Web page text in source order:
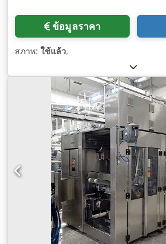
ข้อมูลราคา
สภาพ: ใช้แล้ว,